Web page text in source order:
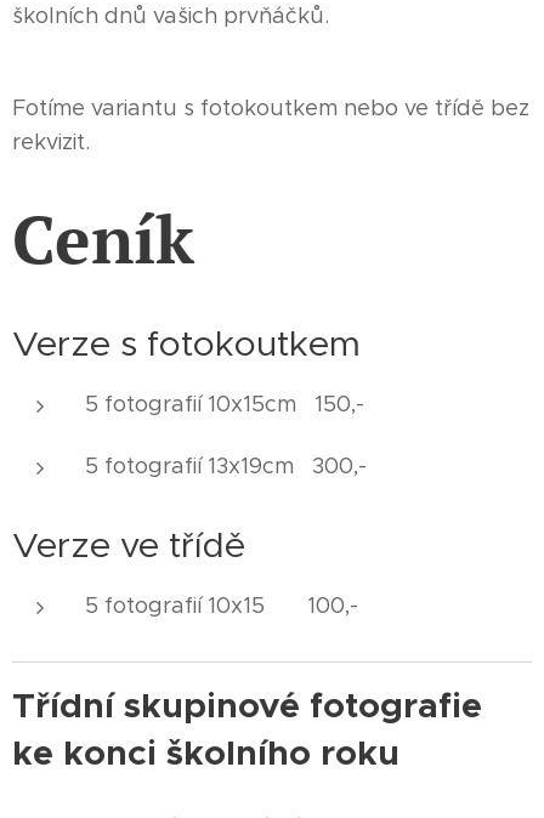
školních dnů vašich prvňáčků.
Fotíme variantu s fotokoutkem nebo ve třídě bez
rekvizit.
Ceník
Verze s fotokoutkem
5 fotografií 10x15cm 150,-
5 fotografií 13x19cm 300,-
Verze ve třídě
5 fotografií 10x15 100,-
Třídní skupinové fotografie
ke konci školního roku